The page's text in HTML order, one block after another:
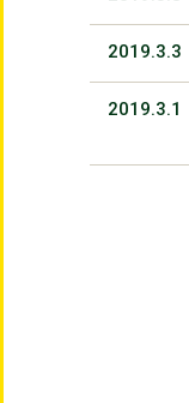
2019.3.3
2019.3.1